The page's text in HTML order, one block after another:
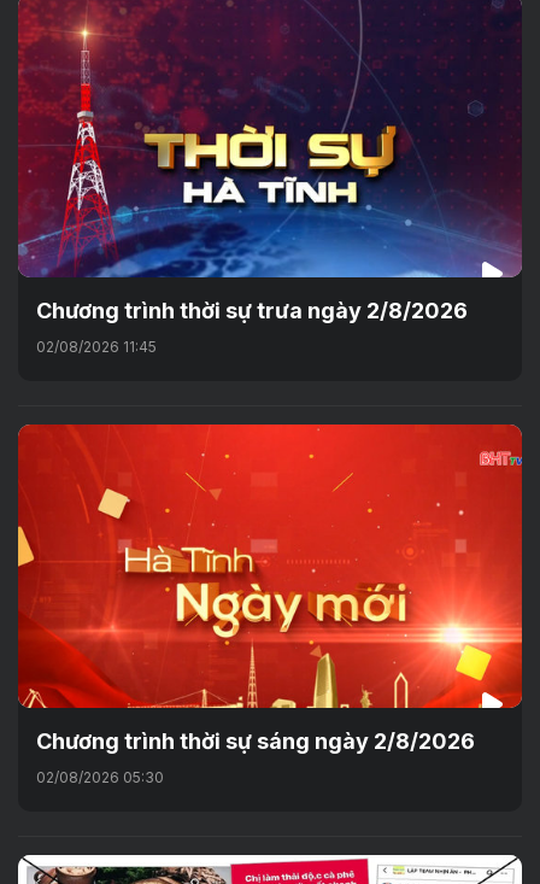
Chương trình thời sự trưa ngày 2/8/2026
02/08/2026 11:45
Chương trình thời sự sáng ngày 2/8/2026
02/08/2026 05:30